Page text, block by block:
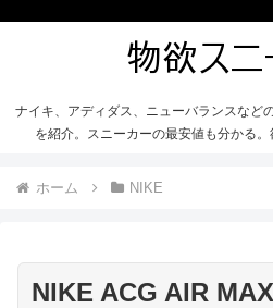
ナイキ、アディダス、ニューバランスなど
を紹介。スニーカーの最安値も分かる
ホーム NIKE
NIKE ACG AIR